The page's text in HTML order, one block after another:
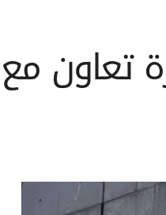
تعاون